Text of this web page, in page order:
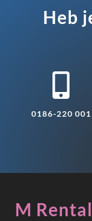
Heb

0186-220 001
M Rental